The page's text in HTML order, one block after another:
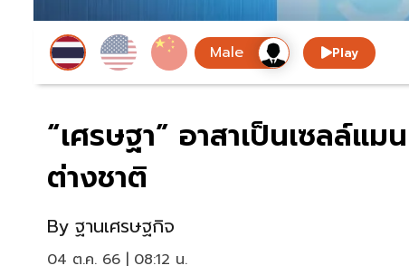
Play
“เศรษฐา” อาสาเป็นเซลล์แ
ต่างชาติ
By ฐานเศรษฐกิจ
04 ต.ค. 66 | 08:12 น.